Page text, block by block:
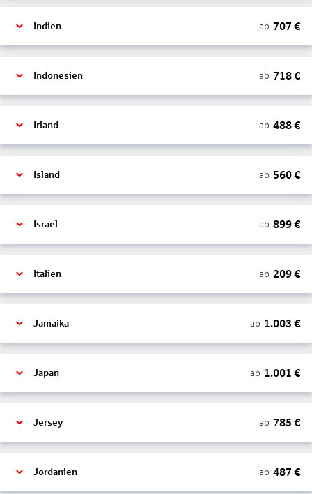
Indien ab 707 €
Indonesien ab 718€
Irland ab 488€
Island ab 560€
Israel ab 899€
Italien ab 209€
Jamaika ab 1.003 €
Japan ab 1.001 €
Jersey ab 785 €
Jordanien ab 487 €